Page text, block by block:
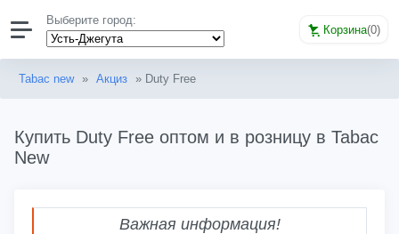
Выберите город:
Корзина(0)
Tabac new » Акциз » Duty Free
Купить Duty Free оптом и в розницу в Tabac
New
Важная информация!